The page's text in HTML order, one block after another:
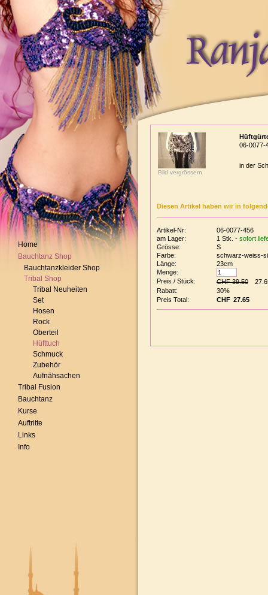
Home
Bauchtanz Shop
Bauchtanzkleider Shop
Tribal Shop
Tribal Neuheiten
Set
Hosen
Rock
Oberteil
Hüfttuch
Schmuck
Zubehör
Aufnähsachen
Tribal Fusion
Bauchtanz
Kurse
Auftritte
Links
Info
Bild vergrössern
06-0077-
in der
Diesen Artikel haben wir in
Artikel-Nr:
06-0077-456
am Lager:
1 Stk. - sofort
Grösse:
S
Farbe:
schwarz-weiss-
Länge:
23cm
Menge:
Preis / Stück:
CHF 39.50
Rabatt:
30%
Preis Total:
CHF